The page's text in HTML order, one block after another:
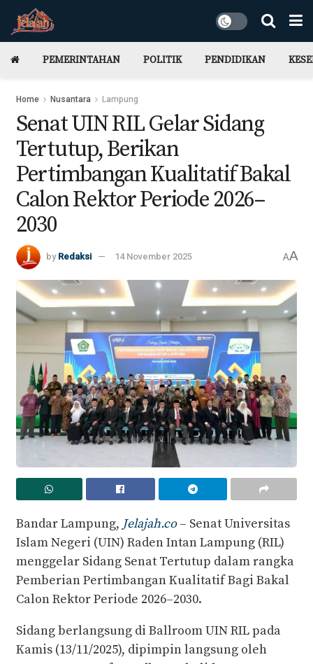
PEMERINTAHAN POLITIK PENDIDIKAN
Home Nusantara Lampung
Senat UIN RIL Gelar Sidang
Tertutup, Berikan
Pertimbangan Kualitatif Bakal
Calon Rektor Periode 2026–
2030
by Redaksi 14 November 2025 AA
Bandar Lampung, Jelajah.co– Senat Universitas
Islam Negeri (UIN) Raden Intan Lampung (RIL)
menggelar Sidang Senat Tertutup dalam rangka
Pemberian Pertimbangan Kualitatif Bagi Bakal
Calon Rektor Periode 2026–2030.
Sidang berlangsung di Ballroom UIN RIL pada
Kamis (13/11/2025), dipimpin langsung oleh